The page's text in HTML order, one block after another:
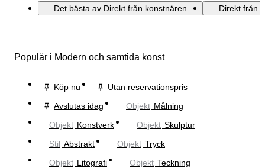
Det bästa av Direkt från konstnären Direkt från
Populär i Modern och samtida konst
Köp nu
Utan reservationspris
Avslutas idag
Objekt Målning
Objekt Konstverk Objekt Skulptur
Stil Abstrakt Objekt Tryck
Objekt Litografi Objekt Teckning